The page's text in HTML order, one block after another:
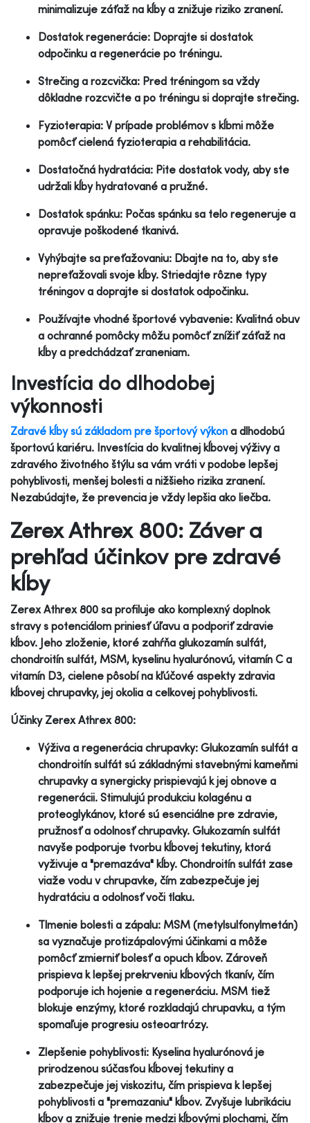
minimalizuje záťaž na kĺby a znižuje riziko zranení.
Dostatok regenerácie: Doprajte si dostatok
odpočinku a regenerácie po tréningu.
Strečing a rozcvička: Pred tréningom sa vždy
dôkladne rozcvičte a po tréningu si doprajte strečing.
Fyzioterapia: V prípade problémov s kĺbmi môže
pomôcť cielená fyzioterapia a rehabilitácia.
Dostatočná hydratácia: Pite dostatok vody, aby ste
udržali kĺby hydratované a pružné.
Dostatok spánku: Počas spánku sa telo regeneruje a
opravuje poškodené tkanivá.
Vyhýbajte sa preťažovaniu: Dbajte na to, aby ste
nepreťažovali svoje kĺby. Striedajte rôzne typy
tréningov a doprajte si dostatok odpočinku.
Používajte vhodné športové vybavenie: Kvalitná obuv
a ochranné pomôcky môžu pomôcť znížiť záťaž na
kĺby a predchádzať zraneniam.
Investícia do dlhodobej
výkonnosti
Zdravé kĺby sú základom pre športový výkon a dlhodobú
športovú kariéru. Investícia do kvalitnej kĺbovej výživy a
zdravého životného štýlu sa vám vráti v podobe lepšej
pohyblivosti, menšej bolesti a nižšieho rizika zranení.
Nezabúdajte, že prevencia je vždy lepšia ako liečba.
Zerex Athrex 800: Záver a
prehľad účinkov pre zdravé
kĺby
Zerex Athrex 800 sa profiluje ako komplexný doplnok
stravy s potenciálom priniesť úľavu a podporiť zdravie
kĺbov. Jeho zloženie, ktoré zahŕňa glukozamín sulfát,
chondroitín sulfát, MSM, kyselinu hyalurónovú, vitamín C a
vitamín D3, cielene pôsobí na kľúčové aspekty zdravia
kĺbovej chrupavky, jej okolia a celkovej pohyblivosti.
Účinky Zerex Athrex 800:
Výživa a regenerácia chrupavky: Glukozamín sulfát a
chondroitín sulfát sú základnými stavebnými kameňmi
chrupavky a synergicky prispievajú k jej obnove a
regenerácii. Stimulujú produkciu kolagénu a
proteoglykánov, ktoré sú esenciálne pre zdravie,
pružnosť a odolnosť chrupavky. Glukozamín sulfát
navyše podporuje tvorbu kĺbovej tekutiny, ktorá
vyživuje a "premazáva" kĺby. Chondroitín sulfát zase
viaže vodu v chrupavke, čím zabezpečuje jej
hydratáciu a odolnosť voči tlaku.
Tlmenie bolesti a zápalu: MSM (metylsulfonylmetán)
sa vyznačuje protizápalovými účinkami a môže
pomôcť zmierniť bolesť a opuch kĺbov. Zároveň
prispieva k lepšej prekrveniu kĺbových tkanív, čím
podporuje ich hojenie a regeneráciu. MSM tiež
blokuje enzýmy, ktoré rozkladajú chrupavku, a tým
spomaľuje progresiu osteoartrózy.
Zlepšenie pohyblivosti: Kyselina hyalurónová je
prirodzenou súčasťou kĺbovej tekutiny a
zabezpečuje jej viskozitu, čím prispieva k lepšej
pohyblivosti a "premazaniu" kĺbov. Zvyšuje lubrikáciu
kĺbov a znižuje trenie medzi kĺbovými plochami, čím